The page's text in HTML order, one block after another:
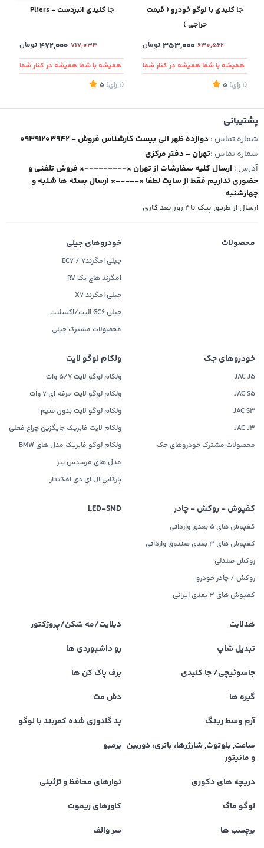
جا کلیدی با لوگو خودرو ( قیمت
حراجی )
630,562
353,000 تومان
همیشه با شما همیشه در کنار شما
(1 رای)
5
جا کلیدی انبردست - Pliers
717,034
472,000 تومان
همیشه با شما همیشه در کنار شما
(1 رای)
5
پشتیبانی
شماره تماس : 09391203942 - دوازده ظهر الی بیست کارشناس فروش
شماره تماس :تهران - دفتر مرکزی
آدرس : ارسال کلیه سفارشات از تهران ×---------× فروش تلفنی و
حضوری نداریم فقط از سایت لطفا ×-----× ارسال بسته ها شنبه و
چهارشنبه
ارسال از طریق پیک تا ۲ روز بعد کاری
محصولات خودروهای جیلی
جیلی امگرند۷ / EC7
امگرند هاچ بک RV
جیلی امگرند X7
جیلی GC6 الیت/اکسلنت
محصولات مشترک جیلی
خودروهای جک
JAC J5
JAC S5
JAC S3
JAC J3
محصولات مشترک خودروهای جک
ولکام لوگو لایت
ولکام لوگو لایت 5/7 وات
ولکام لوگو لایت حرفه ای 7 وات
ولکام لوگو لایت بدون سیم
ولکام لایت فابریک جایگزین چراغ فعلی
ولکام لوگو فابریک مدل های BMW
مدل های مرسدس بنز
پارکابی ال ای دی افکتدار
کفپوش - روکش - چادر
کفپوش های 5 بعدی وارداتی
کفپوش های 3 بعدی صندوق وارداتی
روکش صندلی
روکش / چادر خودرو
کفپوش های ۳ بعدی ایرانی
LED‌-SMD
هدلایت
دیلایت/مه شکن/پروژکتور
تبدیل شاپ
رو داشبوردی ها
جاسوئیچی/ جا کلیدی
برف پاک کن ها
گیره ها
دش مت
آرم وسط رینگ
پد گلدوزی شده کمربند با لوگو
ساعت, بلوتوث, شارژرها، باتری، دوربین
و مانیتور
برمبو
دریچه های دکوری
نوارهای محافظ و تزئینی
لوگو ماگ
کاورهای ریموت
برچسب ها
سر والف